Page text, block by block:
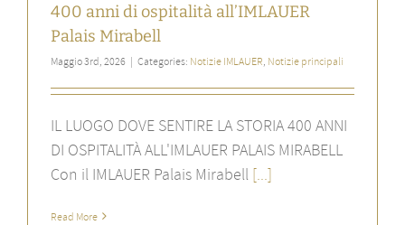
400 anni di ospitalità all’IMLAUER
Palais Mirabell
Maggio 3rd, 2026 | Categories: Notizie IMLAUER Notizie principali
IL LUOGO DOVE SENTIRE LA STORIA 400 ANNI
DI OSPITALITÀ ALL'IMLAUER PALAIS MIRABELL
Con il IMLAUER Palais Mirabell[...]
Read More